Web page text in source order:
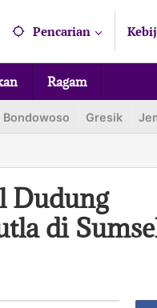
Pencarian
Ragam
Bondowoso Gresik
Dudung
di